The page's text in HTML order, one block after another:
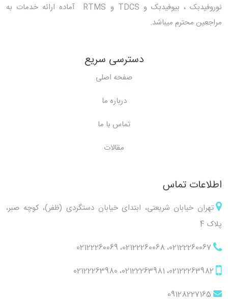
نوروفیدبک ، بیوفیدبک و TDCS و RTMS آماده ارائه خدمات به
مراجعین محترم میباشد.
دسترسی سریع
صفحه اصلی
درباره ما
تماس با ما
مقالات
اطلاعات تماس
تهران خیابان شریعتی، ابتدای خیابان دستگردی (ظفر)، کوچه صبر،
پلاک 4
02122260067، 02122260068، 02122260069
02122263982، 02122263981، 02122263980
09128227165